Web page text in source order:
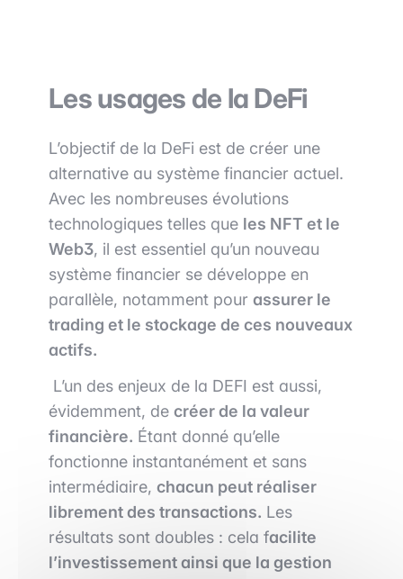
Les usages de la DeFi
L’objectif de la DeFi est de créer une
alternative au système financier actuel.
Avec les nombreuses évolutions
technologiques telles que les NFT et le
Web3, il est essentiel qu’un nouveau
système financier se développe en
parallèle, notamment pour assurer le
trading et le stockage de ces nouveaux
actifs.
L’un des enjeux de la DEFI est aussi,
évidemment, de créer de la valeur
financière. Étant donné qu’elle
fonctionne instantanément et sans
intermédiaire, chacun peut réaliser
librement des transactions. Les
résultats sont doubles : cela facilite
l’investissement ainsi que la gestion